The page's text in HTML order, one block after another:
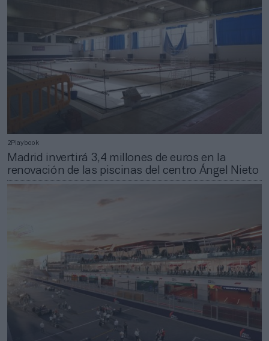
2Playbook
Madrid invertirá 3,4 millones de euros en la
renovación de las piscinas del centro Ángel Nieto